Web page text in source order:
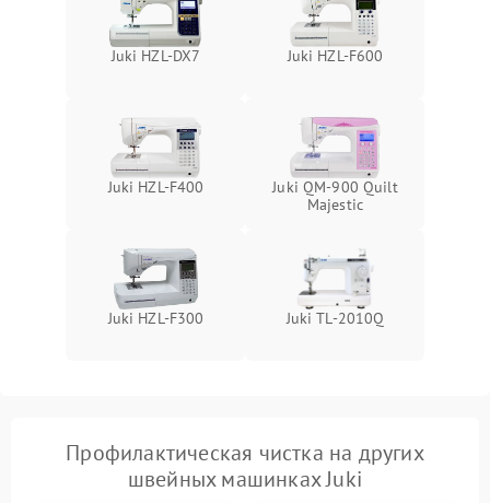
Juki HZL-DX7 Juki HZL-F600
Juki HZL-F400
Juki QM-900 Quilt
Majestic
Juki HZL-F300 Juki TL-2010Q
Профилактическая чистка на других
швейных машинках Juki